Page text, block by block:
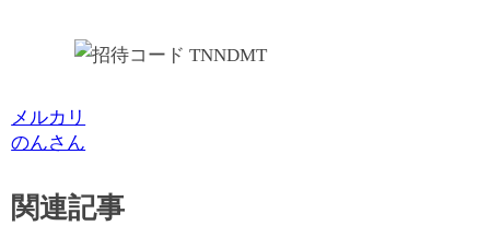
メルカリ
のんさん
関連記事